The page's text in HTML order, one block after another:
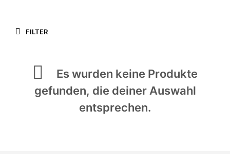
FILTER
Es wurden keine Produkte
gefunden, die deiner Auswahl
entsprechen.